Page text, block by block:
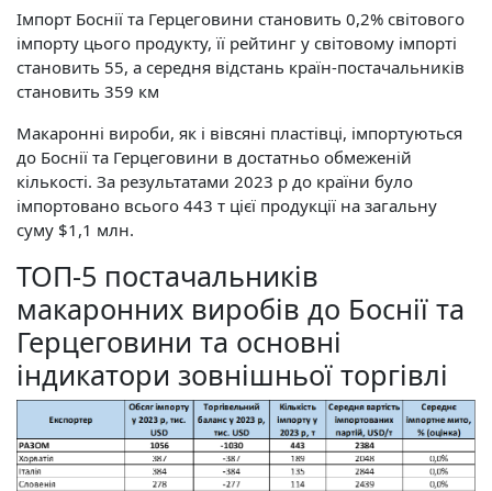
Імпорт Боснії та Герцеговини становить 0,2% світового
імпорту цього продукту, її рейтинг у світовому імпорті
становить 55, а середня відстань країн-постачальників
становить 359 км
Макаронні вироби, як і вівсяні пластівці, імпортуються
до Боснії та Герцеговини в достатньо обмеженій
кількості. За результатами 2023 р до країни було
імпортовано всього 443 т цієї продукції на загальну
суму $1,1 млн.
ТОП-5 постачальників
макаронних виробів до Боснії та
Герцеговини та основні
індикатори зовнішньої торгівлі